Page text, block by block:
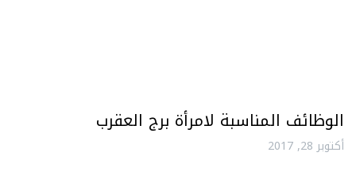
الوظائف المناسبة لامرأة برج العقرب
أكتوبر 28, 2017